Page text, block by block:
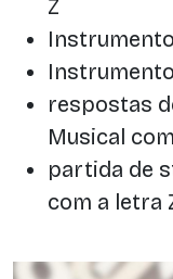
Z
respostas
Musical
partida de
com a letra